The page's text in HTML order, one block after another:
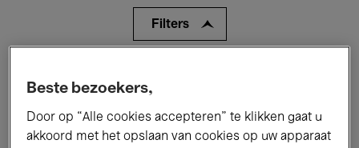
Filters
Tentoonstellingen Films
Beste bezoekers,
Door op “Alle cookies accepteren” te klikken gaat u
akkoord met het opslaan van cookies op uw apparaat